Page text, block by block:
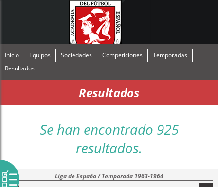
Inicio Equipos Sociedades Competiciones
Temporadas
Resultados
Resultados
Se han encontrado 925
resultados.
Liga de España / Temporada 1963-1964